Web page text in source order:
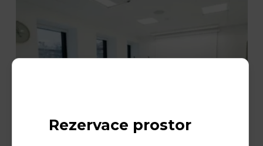
Rezervace prostor